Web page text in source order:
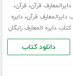
دایرالمعارف قرآن، قرآن،
دایرالمعارف قرآن،دایره
کتاب دایره المعارف رایگان
دانلود کتاب